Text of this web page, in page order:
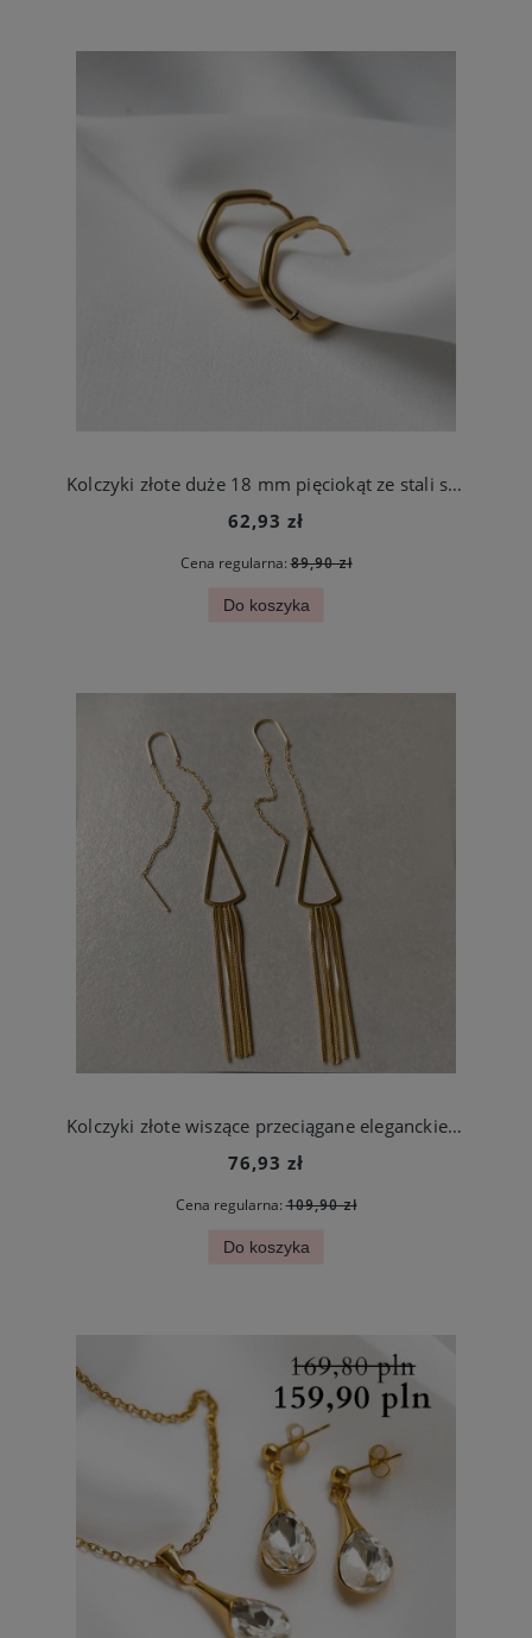
Kolczyki złote duże 18 mm pięciokąt ze stali szlachetnej
62,93 zł
Cena regularna:89,90 zł
Do koszyka
Kolczyki złote wiszące przeciągane eleganckie stal szlachenta
76,93 zł
Cena regularna:109,90 zł
Do koszyka